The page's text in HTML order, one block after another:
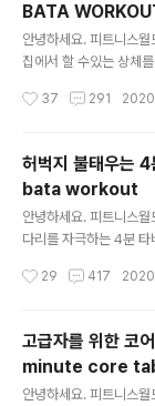
BATA
안녕하세요. 피트니스
집에서 할 수있는 상체
반복합니다. 개인의 체
때 무릎을 지면에 두고
집에서 상체 군살을 제
KOUT 4MIN 슬로우 버
로 벌리고 정면을 보고
릎과 고관절을 굽힘과
를 만들고 다시 시작 자
37 291
허벅지 불태우는
bata workout
안녕하세요. 피트니스
다리를 자극하는 4분
실시 후 10초 휴식합니
~3세트 실시합니다. 그
지 불태우는 4분 타바
닥 터치 스쿼트 점프 /
작 설명: 1. 다리는 어깨
29 417
고급자를 위한 코
minute core
안녕하세요. 피트니스